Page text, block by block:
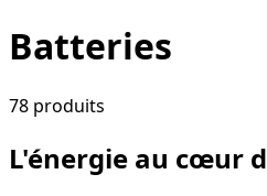
Batteries
78 produits
L'énergie au cœur